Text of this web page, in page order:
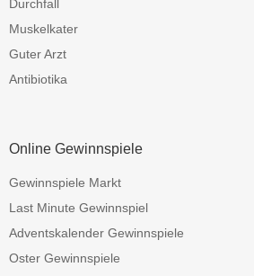
Durchfall
Muskelkater
Guter Arzt
Antibiotika
Online Gewinnspiele
Gewinnspiele Markt
Last Minute Gewinnspiel
Adventskalender Gewinnspiele
Oster Gewinnspiele